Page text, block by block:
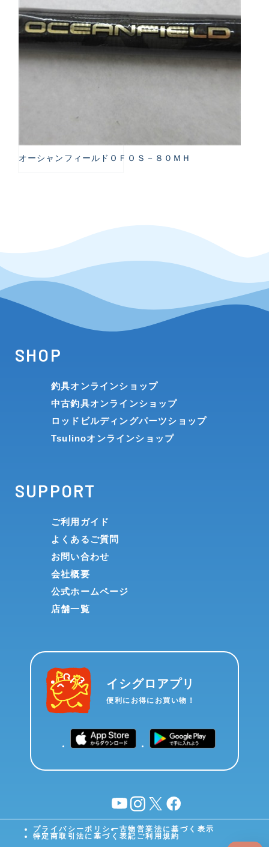
オーシャンフィールドＯＦＯＳ－８０ＭＨ
SHOP
釣具オンラインショップ
中古釣具オンラインショップ
ロッドビルディングパーツショップ
Tsulinoオンラインショップ
SUPPORT
ご利用ガイド
よくあるご質問
お問い合わせ
会社概要
公式ホームページ
店舗一覧
イシグロアプリ
便利にお得にお買い物！
YouTubeinstagram
X facebook
プライバシーポリシー古物営業法に基づく表示
特定商取引法に基づく表記 ご利用規約